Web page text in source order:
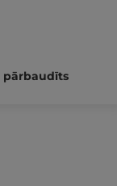
pārbaudīts